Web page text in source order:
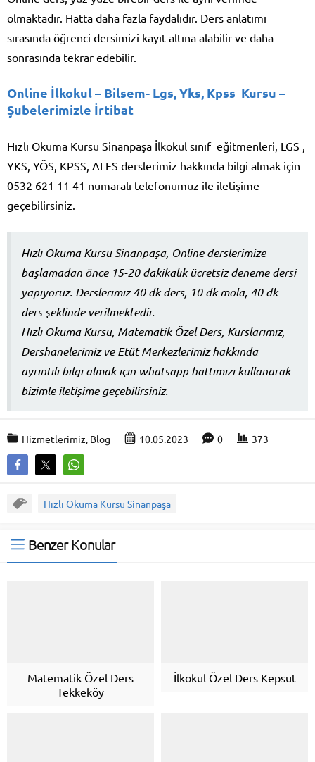
olmaktadır. Hatta daha fazla faydalıdır. Ders anlatımı
sırasında öğrenci dersimizi kayıt altına alabilir ve daha
sonrasında tekrar edebilir.
Online İlkokul – Bilsem- Lgs, Yks, Kpss Kursu –
Şubelerimizle İrtibat
Hızlı Okuma Kursu Sinanpaşa İlkokul sınıf eğitmenleri, LGS ,
YKS, YÖS, KPSS, ALES derslerimiz hakkında bilgi almak için
0532 621 11 41 numaralı telefonumuz ile iletişime
geçebilirsiniz.
Hızlı Okuma Kursu Sinanpaşa, Online derslerimize
başlamadan önce 15-20 dakikalık ücretsiz deneme dersi
yapıyoruz. Derslerimiz 40 dk ders, 10 dk mola, 40 dk
ders şeklinde verilmektedir.
Hızlı Okuma Kursu, Matematik Özel Ders, Kurslarımız,
Dershanelerimiz ve Etüt Merkezlerimiz hakkında
ayrıntılı bilgi almak için whatsapp hattımızı kullanarak
bizimle iletişime geçebilirsiniz.
Hizmetlerimiz, Blog 10.05.2023 0 373
Hızlı Okuma Kursu Sinanpaşa
Benzer Konular
Matematik Özel Ders
Tekkeköy
İlkokul Özel Ders Kepsut